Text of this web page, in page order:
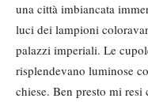
una città imbiancata
luci dei lampioni
palazzi imperiali. Le
risplendevano luminose
chiese. Ben presto mi